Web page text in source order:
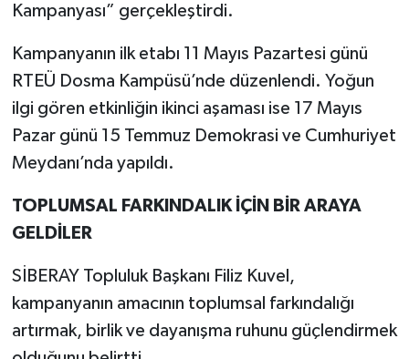
Kampanyası” gerçekleştirdi.
Kampanyanın ilk etabı 11 Mayıs Pazartesi günü
RTEÜ Dosma Kampüsü’nde düzenlendi. Yoğun
ilgi gören etkinliğin ikinci aşaması ise 17 Mayıs
Pazar günü 15 Temmuz Demokrasi ve Cumhuriyet
Meydanı’nda yapıldı.
TOPLUMSAL FARKINDALIK İÇİN BİR ARAYA
GELDİLER
SİBERAY Topluluk Başkanı Filiz Kuvel,
kampanyanın amacının toplumsal farkındalığı
artırmak, birlik ve dayanışma ruhunu güçlendirmek